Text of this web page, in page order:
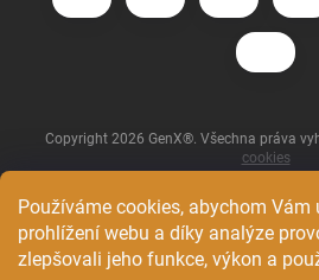
Používáme cookies, abychom
prohlížení webu a díky analýze
zlepšovali jeho funkce, výkon a
Copyright 2026 GenX®. Všechna práva
cookies